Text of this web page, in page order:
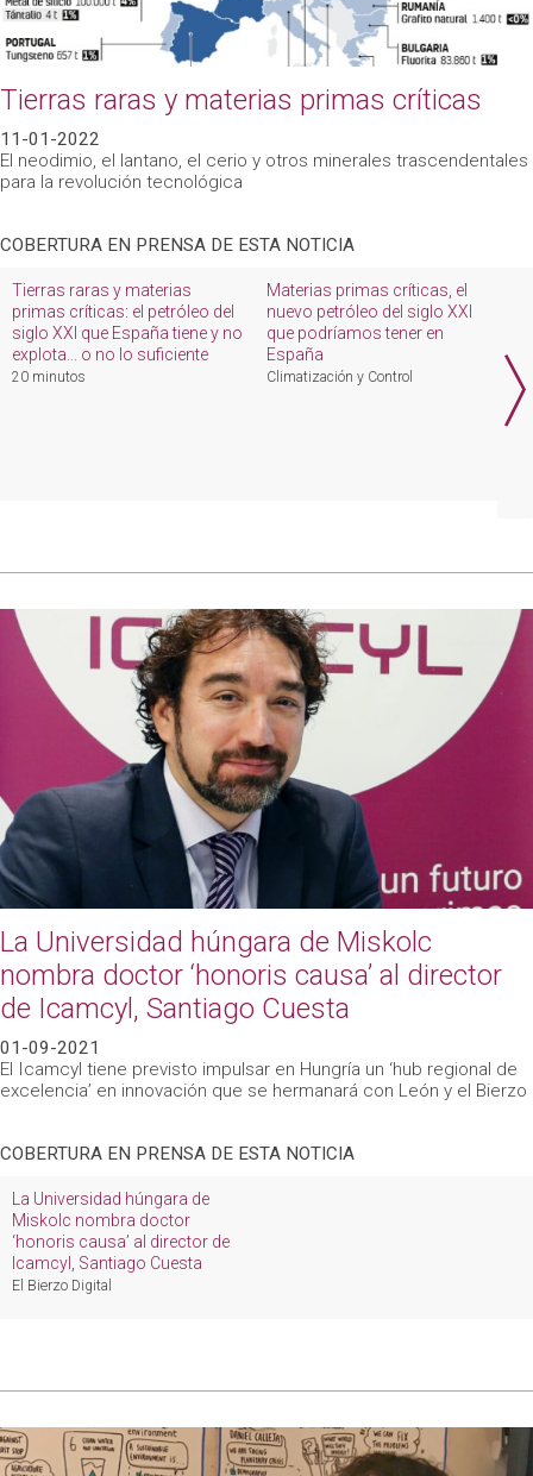
Tierras raras y materias primas críticas
11-01-2022
El neodimio, el lantano, el cerio y otros minerales trascendentales
para la revolución tecnológica
COBERTURA EN PRENSA DE ESTA NOTICIA
Tierras raras y materias
primas críticas: el petróleo del
siglo XXI que España tiene y no
explota... o no lo suficiente
20 minutos
Materias primas críticas, el
nuevo petróleo del siglo XXI
que podríamos tener en
España
Climatización y Control
La Universidad húngara de Miskolc
nombra doctor ‘honoris causa’ al director
de Icamcyl, Santiago Cuesta
01-09-2021
El Icamcyl tiene previsto impulsar en Hungría un ‘hub regional de
excelencia’ en innovación que se hermanará con León y el Bierzo
COBERTURA EN PRENSA DE ESTA NOTICIA
La Universidad húngara de
Miskolc nombra doctor
‘honoris causa’ al director de
Icamcyl, Santiago Cuesta
El Bierzo Digital